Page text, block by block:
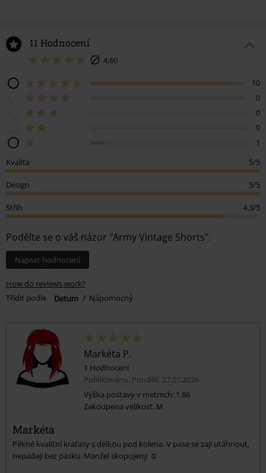
11 Hodnocení
4,60
10
0
0
0
1
Kvalita
5/5
Design 5/5
Střih 4.3/5
Podělte se o váš názor "Army Vintage Shorts".
Napsat hodnocení
How do reviews work?
Třídit podle
Datum Nápomocný
Markéta P.
1 Hodnocení
Publikováno: Pondělí, 27.07.2026
Výška postavy v metrech: 1,86
Zakoupena velikost: M
Markéta
Pěkné kvalitní kraťasy s délkou pod kolena. V pase se zaji utáhnout,
nepadají bez pásku. Manžel skopojeny ☺️